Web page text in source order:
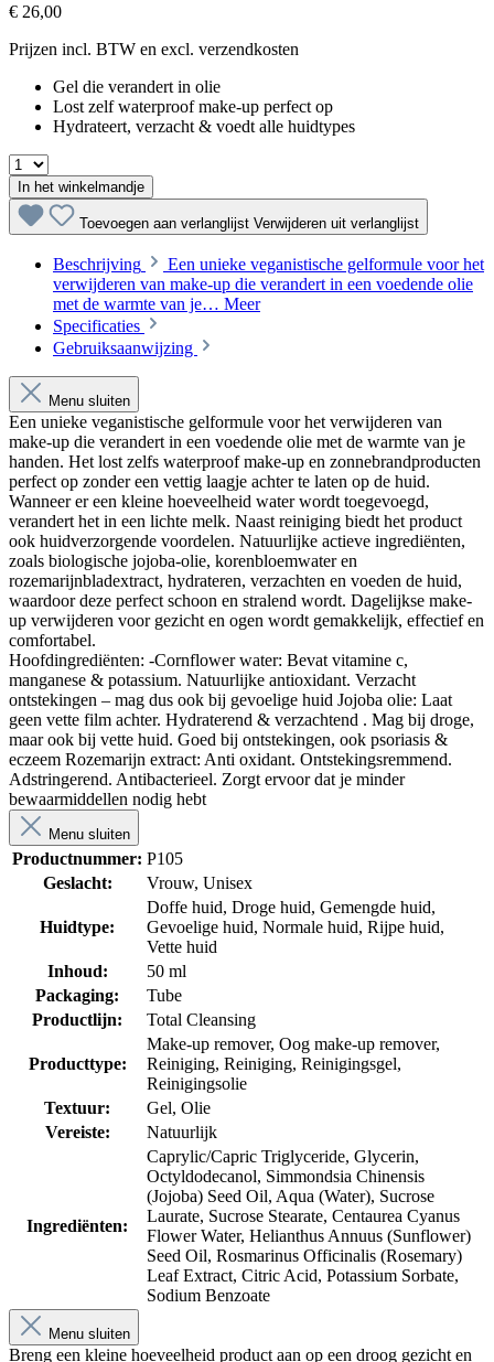
€ 26,00
Prijzen incl. BTW en excl. verzendkosten
Gel die verandert in olie
Lost zelf waterproof make-up perfect op
Hydrateert, verzacht & voedt alle huidtypes
In het winkelmandje
Toevoegen aan verlanglijst Verwijderen uit verlanglijst
Beschrijving
Een unieke veganistische gelformule voor het
verwijderen van make-up die verandert in een voedende olie
met de warmte van je… Meer
Specificaties
Gebruiksaanwijzing
Menu sluiten
Een unieke veganistische gelformule voor het verwijderen van
make-up die verandert in een voedende olie met de warmte van je
handen. Het lost zelfs waterproof make-up en zonnebrandproducten
perfect op zonder een vettig laagje achter te laten op de huid.
Wanneer er een kleine hoeveelheid water wordt toegevoegd,
verandert het in een lichte melk. Naast reiniging biedt het product
ook huidverzorgende voordelen. Natuurlijke actieve ingrediënten,
zoals biologische jojoba-olie, korenbloemwater en
rozemarijnbladextract, hydrateren, verzachten en voeden de huid,
waardoor deze perfect schoon en stralend wordt. Dagelijkse make-
up verwijderen voor gezicht en ogen wordt gemakkelijk, effectief en
comfortabel.
Hoofdingrediënten: -Cornflower water: Bevat vitamine c,
manganese & potassium. Natuurlijke antioxidant. Verzacht
ontstekingen – mag dus ook bij gevoelige huid Jojoba olie: Laat
geen vette film achter. Hydraterend & verzachtend . Mag bij droge,
maar ook bij vette huid. Goed bij ontstekingen, ook psoriasis &
eczeem Rozemarijn extract: Anti oxidant. Ontstekingsremmend.
Adstringerend. Antibacterieel. Zorgt ervoor dat je minder
bewaarmiddellen nodig hebt
Menu sluiten
Productnummer: P105
Geslacht:
Vrouw, Unisex
Huidtype:
Doffe huid, Droge huid, Gemengde huid,
Gevoelige huid, Normale huid, Rijpe huid,
Vette huid
Inhoud:
50 ml
Packaging:
Tube
Productlijn:
Total Cleansing
Producttype:
Make-up remover, Oog make-up remover,
Reiniging, Reiniging, Reinigingsgel,
Reinigingsolie
Textuur:
Gel, Olie
Vereiste:
Natuurlijk
Ingrediënten:
Caprylic/Capric Triglyceride, Glycerin,
Octyldodecanol, Simmondsia Chinensis
(Jojoba) Seed Oil, Aqua (Water), Sucrose
Laurate, Sucrose Stearate, Centaurea Cyanus
Flower Water, Helianthus Annuus (Sunflower)
Seed Oil, Rosmarinus Officinalis (Rosemary)
Leaf Extract, Citric Acid, Potassium Sorbate,
Sodium Benzoate
Menu sluiten
Breng een kleine hoeveelheid product aan op een droog gezicht en